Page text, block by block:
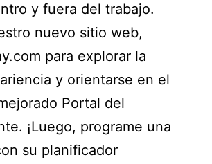
y fuera del trabajo.
nuevo sitio web,
para explorar la
y orientarse en el
Portal del
¡Luego, programe una
su planificador